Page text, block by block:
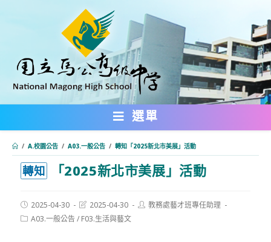
內
選單
/ A.校園公告 / A03.一般公告 / 轉知「2025新北市美展」活動
轉知 「2025新北市美展」活動
Post
published:
2025-04-30
Post
modified:
2025-04-30
Post教務處藝才班專任助理
PostA03.一般公告/ F03.生活與藝文